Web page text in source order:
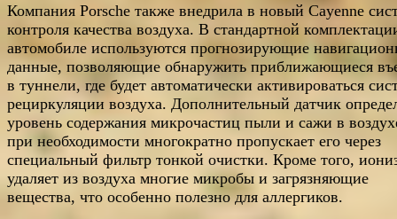
Компания Porsche также внедрила в новый Cayenne
контроля качества воздуха. В стандартной
автомобиле используются прогнозирующие
данные, позволяющие обнаружить приближающиеся
в туннели, где будет автоматически активироваться
рециркуляции воздуха. Дополнительный датчик
уровень содержания микрочастиц пыли и сажи в
при необходимости многократно пропускает его через
специальный фильтр тонкой очистки. Кроме того,
удаляет из воздуха многие микробы и загрязняющие
вещества, что особенно полезно для аллергиков.